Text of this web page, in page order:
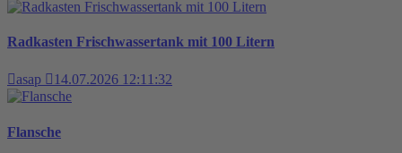
Radkasten Frischwassertank mit 100 Litern
asap 14.07.2026 12:11:32
Flansche